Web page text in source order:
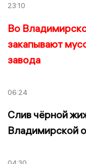
23:10
Во
закапывают
завода
06:24
Слив чёрной
Владимирской